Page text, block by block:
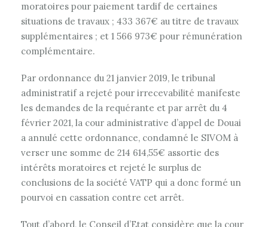
moratoires pour paiement tardif de certaines
situations de travaux ; 433 367€ au titre de travaux
supplémentaires ; et 1 566 973€ pour rémunération
complémentaire.
Par ordonnance du 21 janvier 2019, le tribunal
administratif a rejeté pour irrecevabilité manifeste
les demandes de la requérante et par arrêt du 4
février 2021, la cour administrative d’appel de Douai
a annulé cette ordonnance, condamné le SIVOM à
verser une somme de 214 614,55€ assortie des
intérêts moratoires et rejeté le surplus de
conclusions de la société VATP qui a donc formé un
pourvoi en cassation contre cet arrêt.
Tout d’abord, le Conseil d’Etat considère que la cour